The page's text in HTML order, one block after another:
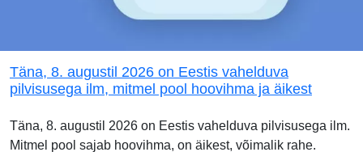
Täna, 8. augustil 2026 on Eestis vahelduva
pilvisusega ilm, mitmel pool hoovihma ja äikest
Täna, 8. augustil 2026 on Eestis vahelduva pilvisusega ilm.
Mitmel pool sajab hoovihma, on äikest, võimalik rahe.